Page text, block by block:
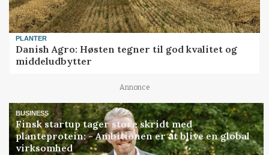
PLANTER
Danish Agro: Høsten tegner til god kvalitet og
middeludbytter
Annonce
BUSINESS
Finsk startup tager store skridt med
planteprotein: - Ambitionen er at blive en global
virksomhed